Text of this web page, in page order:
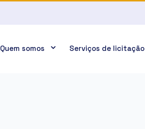
Quem somos Serviços de licitação